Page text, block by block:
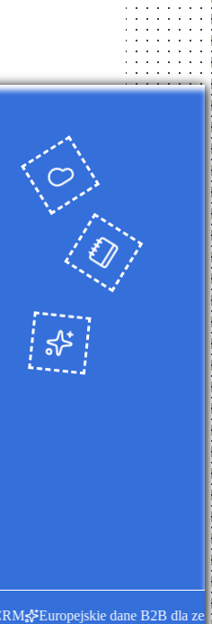
Europejskie dane B2B dla